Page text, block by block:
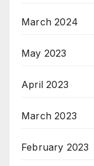
March 2024
May 2023
April 2023
March 2023
February 2023